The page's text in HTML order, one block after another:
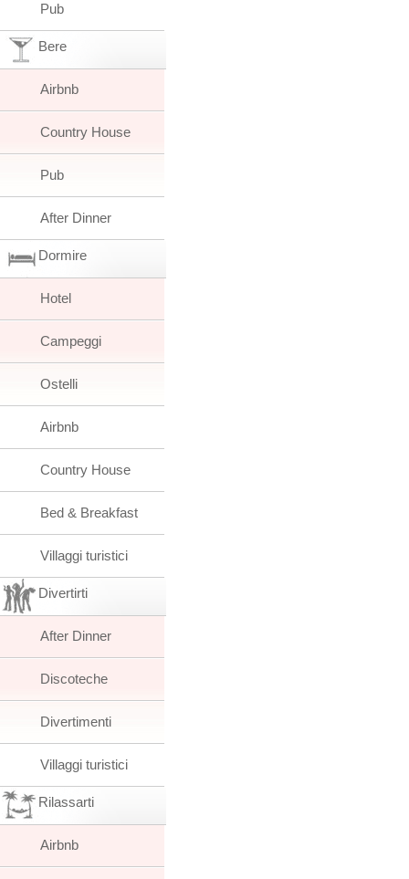
Pub
Bere
Airbnb
Country House
Pub
After Dinner
Dormire
Hotel
Campeggi
Ostelli
Airbnb
Country House
Bed & Breakfast
Villaggi turistici
Divertirti
After Dinner
Discoteche
Divertimenti
Villaggi turistici
Rilassarti
Airbnb